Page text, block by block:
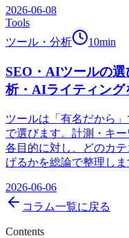
2026-06-08
Tools
ツール・分析
10min
SEO・AIツールの
析・AIライティング
ツールは「有名だから
で選びます。計測・キ
各目的に対し、どのカ
げるかを総論で整理しま
2026-06-06
コラム一覧に戻る
Contents